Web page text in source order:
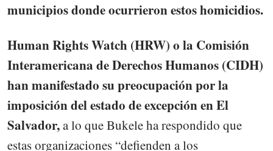
municipios donde ocurrieron estos homicidios.
Human Rights Watch (HRW) o la Comisión
Interamericana de Derechos Humanos (CIDH)
han manifestado su preocupación por la
imposición del estado de excepción en El
Salvador,a lo que Bukele ha respondido que
estas organizaciones “defienden a los